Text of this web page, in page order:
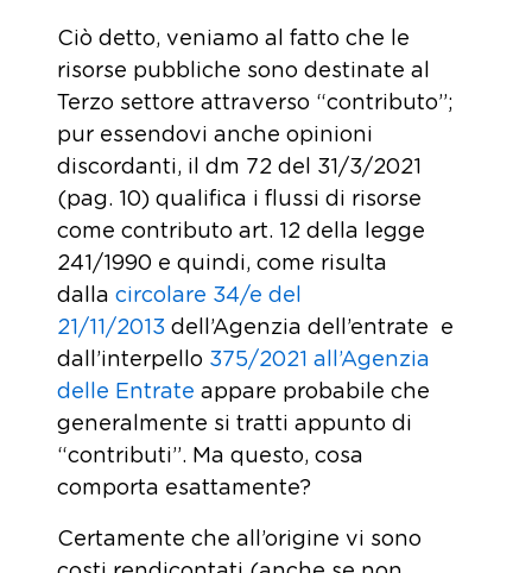
Ciò detto, veniamo al fatto che le
risorse pubbliche sono destinate al
Terzo settore attraverso “contributo”;
pur essendovi anche opinioni
discordanti, il dm 72 del 31/3/2021
(pag. 10) qualifica i flussi di risorse
come contributo art. 12 della legge
241/1990 e quindi, come risulta
dalla circolare 34/e del
21/11/2013 dell’Agenzia dell’entrate e
dall’interpello 375/2021 all’Agenzia
delle Entrate appare probabile che
generalmente si tratti appunto di
“contributi”. Ma questo, cosa
comporta esattamente?
Certamente che all’origine vi sono